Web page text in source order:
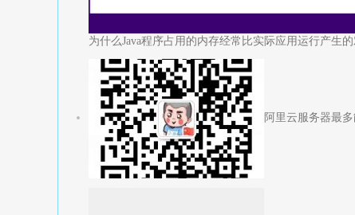
为什么Java程序占用的内存经常比实际应用运行产生
阿里云服务器最